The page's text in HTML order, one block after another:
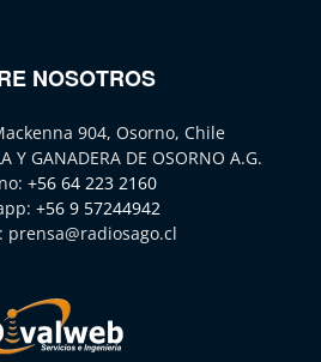
NOSOTROS
904, Osorno, Chile
Y GANADERA DE OSORNO A.G.
+56 64 223 2160
+56 9 57244942
prensa@radiosago.cl